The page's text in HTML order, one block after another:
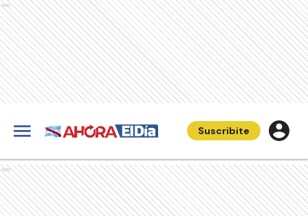
Ads
Suscribite
Ads